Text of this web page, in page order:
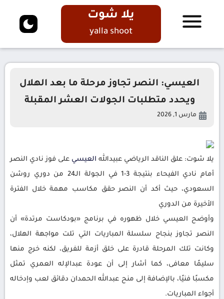
يلا شوت
yalla shoot
العيسي: النصر تجاوز مرحلة ما بعد الهلال
ويحدد متطلبات الجولات العشر المقبلة
مارس 1, 2026
يلا شوت: علق الناقد الرياضي عبيدالله العيسي على فوز نادي النصر
أمام نادي الفيحاء بنتيجة 3-1 في الجولة الـ24 من دوري روشن
السعودي، حيث أكد أن النصر حقق مكاسب مهمة خلال الفترة
الأخيرة من الدوري
وأوضح العيسي خلال ظهوره في برنامج «بودكاست مرتدة» أن
النصر تجاوز بنجاح سلسلة المباريات التي تلت مواجهة الهلال،
وكانت تلك المرحلة قادرة على خلق أزمة للفريق، لكنه خرج منها
سليمًا معافى، كما أشار إلى أن عودة عبدالإله العمري تمثل
مكسبًا فنيًا، بالإضافة إلى منح عبدالله الحمدان دقائق لعب وإدخاله
أجواء المباريات.